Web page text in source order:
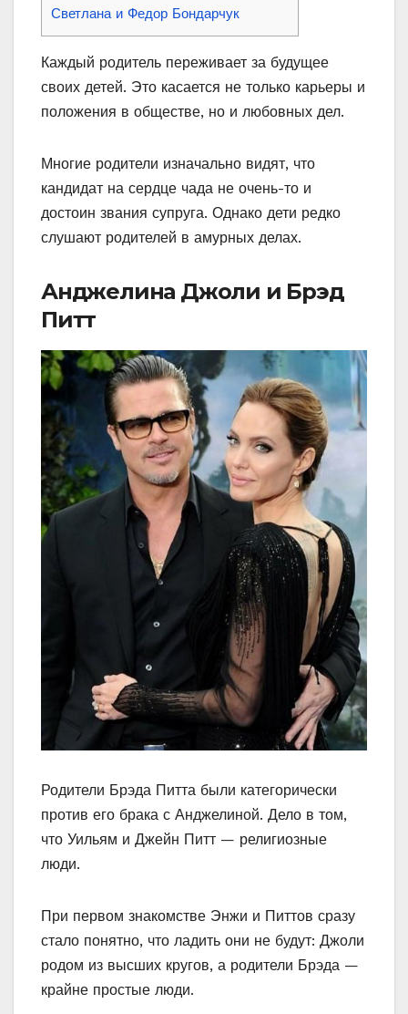
Светлана и Федор Бондарчук
Каждый родитель переживает за будущее
своих детей. Это касается не только карьеры и
положения в обществе, но и любовных дел.
Многие родители изначально видят, что
кандидат на сердце чада не очень-то и
достоин звания супруга. Однако дети редко
слушают родителей в амурных делах.
Анджелина Джоли и Брэд
Питт
Родители Брэда Питта были категорически
против его брака с Анджелиной. Дело в том,
что Уильям и Джейн Питт — религиозные
люди.
При первом знакомстве Энжи и Питтов сразу
стало понятно, что ладить они не будут: Джоли
родом из высших кругов, а родители Брэда —
крайне простые люди.